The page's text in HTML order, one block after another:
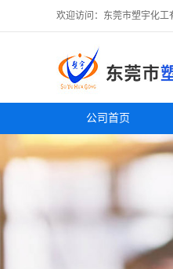
欢迎访问：东莞市塑宇化工
公司首页